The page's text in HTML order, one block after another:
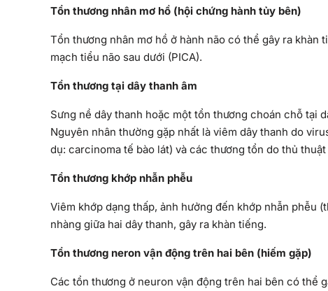
Tổn thương nhân mơ hồ (hội chứng hành tủy bên)
Tổn thương nhân mơ hồ ở hành não có thể gây ra
mạch tiểu não sau dưới (PICA).
Tổn thương tại dây thanh âm
Sưng nề dây thanh hoặc một tổn thương choán chỗ tại
Nguyên nhân thường gặp nhất là viêm dây thanh do
dụ: carcinoma tế bào lát) và các thương tổn do thủ
Tổn thương khớp nhẫn phễu
Viêm khớp dạng thấp, ảnh hưởng đến khớp nhẫn phễu
nhàng giữa hai dây thanh, gây ra khàn tiếng.
Tổn thương neron vận động trên hai bên (hiếm gặp)
Các tổn thương ở neuron vận động trên hai bên có thể